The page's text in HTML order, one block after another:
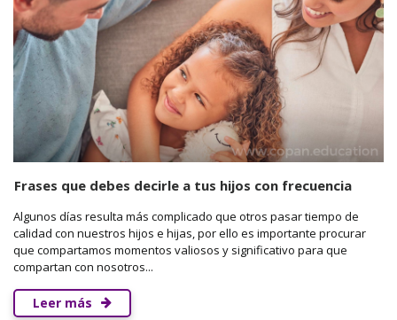
Frases que debes decirle a tus hijos con frecuencia
Algunos días resulta más complicado que otros pasar tiempo de
calidad con nuestros hijos e hijas, por ello es importante procurar
que compartamos momentos valiosos y significativo para que
compartan con nosotros...
Leer más